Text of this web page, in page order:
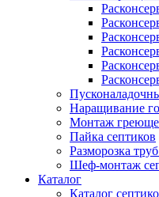
Наращивание
Монтаж
Пайка септиков
Разморозка
Шеф-монтаж
Каталог
Каталог